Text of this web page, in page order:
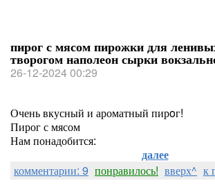
пирог с мясом пирожки для
творогом наполеон сырки
26-12-2024 00:29
Очень вкусный и ароматный пирoг!
Пирог с мясом
Нам понадобится:
далее
комментарии: 9 понравилось! вверх^ к